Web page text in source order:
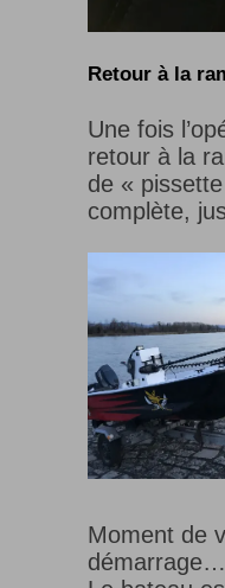
Retour à la
Une fois
retour à la
de «
complète,
Moment de